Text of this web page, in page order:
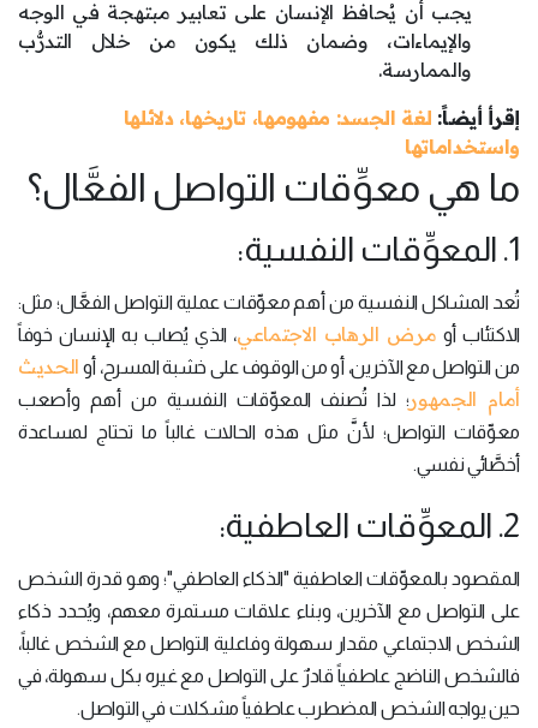
يجب أن يُحافظ الإنسان على تعابير مبتهجة في الوجه
والإيماءات، وضمان ذلك يكون من خلال التدرُّب
والممارسة.
إقرأ أيضاً: لغة الجسد: مفهومها، تاريخها، دلائلها
واستخداماتها
ما هي معوِّقات التواصل الفعَّال؟
1. المعوِّقات النفسية:
تُعد المشاكل النفسية من أهم معوِّقات عملية التواصل الفعَّال؛ مثل:
الاكتئاب أو مرض الرهاب الاجتماعي، الذي يُصاب به الإنسان خوفاً
من التواصل مع الآخرين، أو من الوقوف على خشبة المسرح، أو الحديث
أمام الجمهور؛ لذا تُصنف المعوِّقات النفسية من أهم وأصعب
معوِّقات التواصل؛ لأنَّ مثل هذه الحالات غالباً ما تحتاج لمساعدة
أخصَّائي نفسي.
2. المعوِّقات العاطفية:
المقصود بالمعوِّقات العاطفية "الذكاء العاطفي"؛ وهو قدرة الشخص
على التواصل مع الآخرين، وبناء علاقات مستمرة معهم، ويُحدد ذكاء
الشخص الاجتماعي مقدار سهولة وفاعلية التواصل مع الشخص غالباً،
فالشخص الناضج عاطفياً قادرٌ على التواصل مع غيره بكل سهولة، في
حين يواجه الشخص المضطرب عاطفياً مشكلات في التواصل.